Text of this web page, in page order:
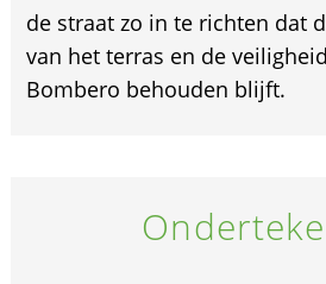
de straat zo in te richten dat
van het terras en de
Bombero behouden blijft.